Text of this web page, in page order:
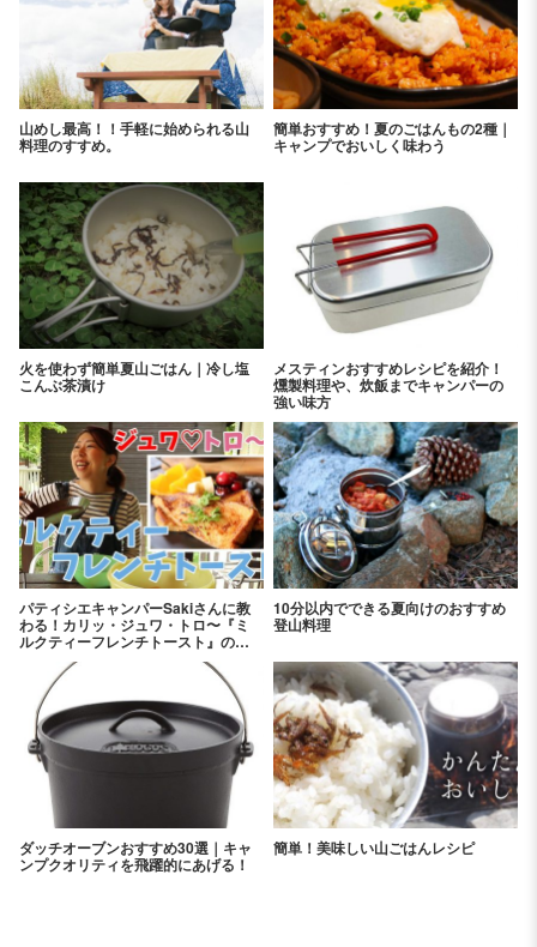
山めし最高！！手軽に始められる山
料理のすすめ。
簡単おすすめ！夏のごはんもの2種｜
キャンプでおいしく味わう
火を使わず簡単夏山ごはん｜冷し塩
こんぶ茶漬け
メスティンおすすめレシピを紹介！
燻製料理や、炊飯までキャンパーの
強い味方
パティシエキャンパーSakiさんに教
わる！カリッ・ジュワ・トロ〜『ミ
ルクティーフレンチトースト』の作
10分以内でできる夏向けのおすすめ
登山料理
ダッチオーブンおすすめ30選｜キャ
ンプクオリティを飛躍的にあげる！
簡単！美味しい山ごはんレシピ